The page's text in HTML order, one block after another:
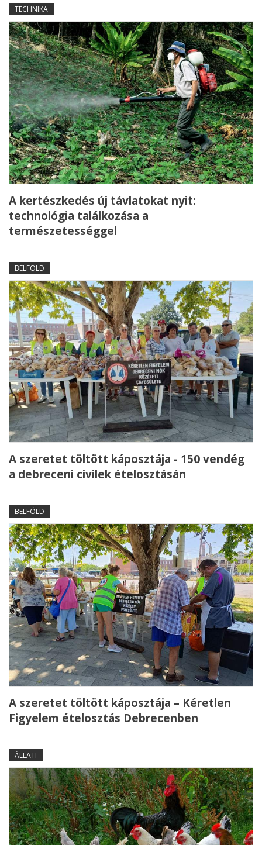
TECHNIKA
A kertészkedés új távlatokat nyit:
technológia találkozása a
természetességgel
BELFÖLD
A szeretet töltött káposztája - 150 vendég
a debreceni civilek ételosztásán
BELFÖLD
A szeretet töltött káposztája – Kéretlen
Figyelem ételosztás Debrecenben
ÁLLATI